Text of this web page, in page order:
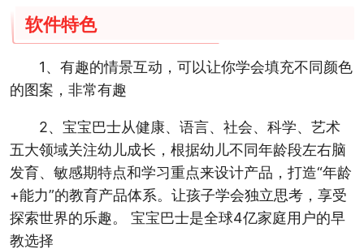
软件特色
1、有趣的情景互动，可以让你学会填充不同颜色
的图案，非常有趣
2、宝宝巴士从健康、语言、社会、科学、艺术
五大领域关注幼儿成长，根据幼儿不同年龄段左右脑
发育、敏感期特点和学习重点来设计产品，打造“年龄
+能力”的教育产品体系。让孩子学会独立思考，享受
探索世界的乐趣。 宝宝巴士是全球4亿家庭用户的早
教选择